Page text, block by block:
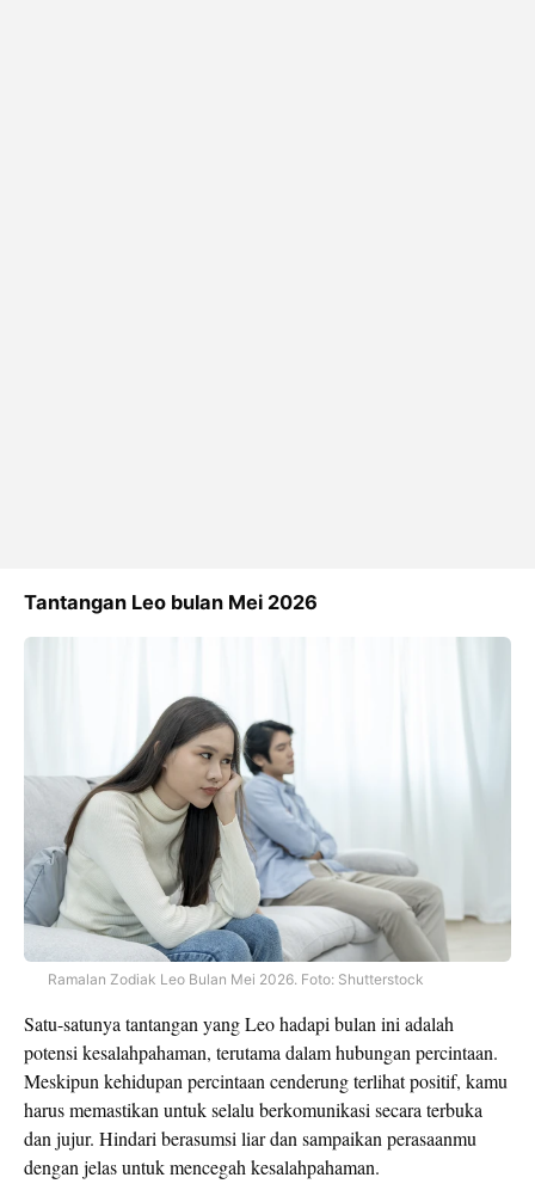
Tantangan Leo bulan Mei 2026
Ramalan Zodiak Leo Bulan Mei 2026. Foto: Shutterstock
Satu-satunya tantangan yang Leo hadapi bulan ini adalah
potensi kesalahpahaman, terutama dalam hubungan percintaan.
Meskipun kehidupan percintaan cenderung terlihat positif, kamu
harus memastikan untuk selalu berkomunikasi secara terbuka
dan jujur. Hindari berasumsi liar dan sampaikan perasaanmu
dengan jelas untuk mencegah kesalahpahaman.